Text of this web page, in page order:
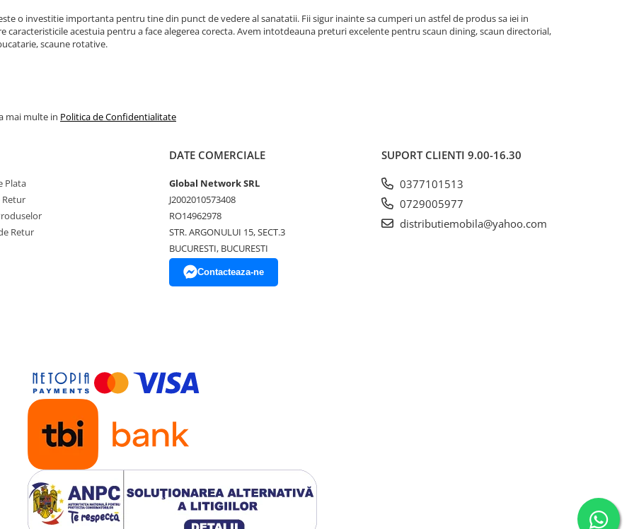
o investitie importanta pentru tine din punct de vedere al sanatatii. Fii sigur inainte sa cumperi un astfel de produs sa iei in
caracteristicile acestuia pentru a face alegerea corecta. Avem intotdeauna preturi excelente pentru scaun dining, scaun directorial,
scaune rotative.
mai multe in Politica de Confidentialitate
Plata
Retur
Retur
DATE COMERCIALE
Global Network SRL
J2002010573408
RO14962978
STR. ARGONULUI 15, SECT.3
BUCURESTI, BUCURESTI
Contacteaza-ne
SUPORT CLIENTI 9.00-16.30
0377101513
0729005977
distributiemobila@yahoo.com